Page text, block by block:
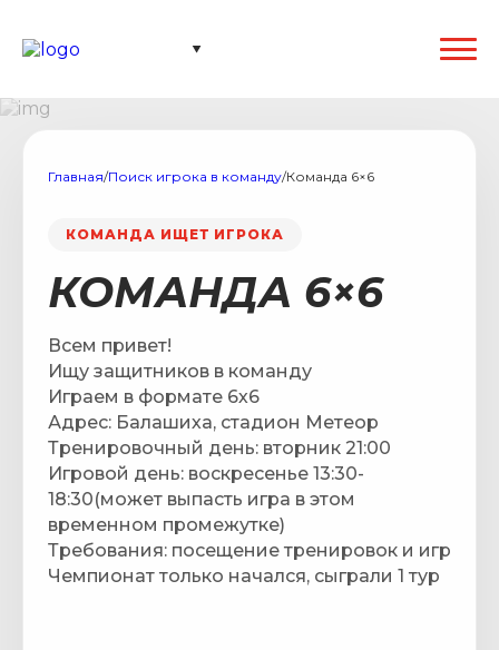
Главная/Поиск игрока в команду/Команда 6×6
КОМАНДА ИЩЕТ ИГРОКА
КОМАНДА 6×6
Всем привет!
Ищу защитников в команду
Играем в формате 6х6
Адрес: Балашиха, стадион Метеор
Тренировочный день: вторник 21:00
Игровой день: воскресенье 13:30-
18:30(может выпасть игра в этом
временном промежутке)
Требования: посещение тренировок и игр
Чемпионат только начался, сыграли 1 тур